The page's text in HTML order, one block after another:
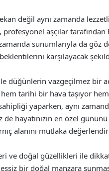
değil aynı zamanda
aşçılar
sunumlarıyla da göz
karşılayacak
ile düğünlerin vazgeçilmez bir
tarihi bir hava taşıyor
yaparken, aynı
hayatınızın en özel
alanını mutlaka
ve doğal güzellikleri ile
bir doğal manzara